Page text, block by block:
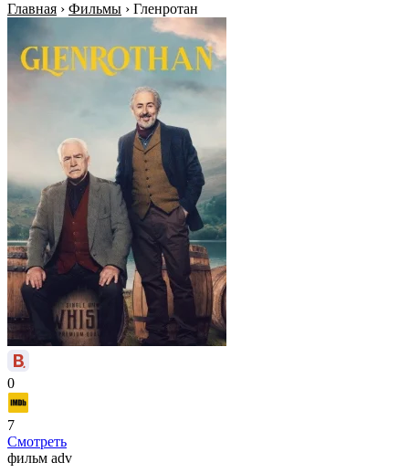
Главная › Фильмы › Гленротан
0
7
Смотреть
фильм adv